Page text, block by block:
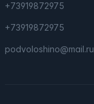
+73919872975
+73919872975
podvoloshino@mail.ru